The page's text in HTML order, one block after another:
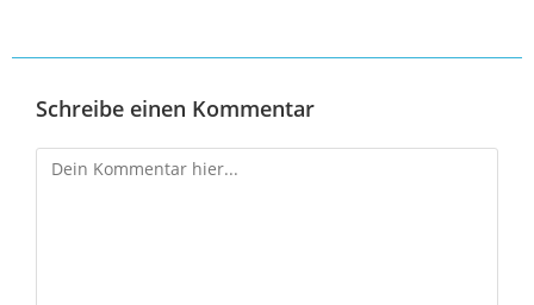
Schreibe einen Kommentar